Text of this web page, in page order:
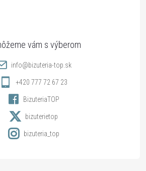
info@bizuteria-top.sk
+420 777 72 67 23
BizuteriaTOP
bizuterietop
bizuteria_top